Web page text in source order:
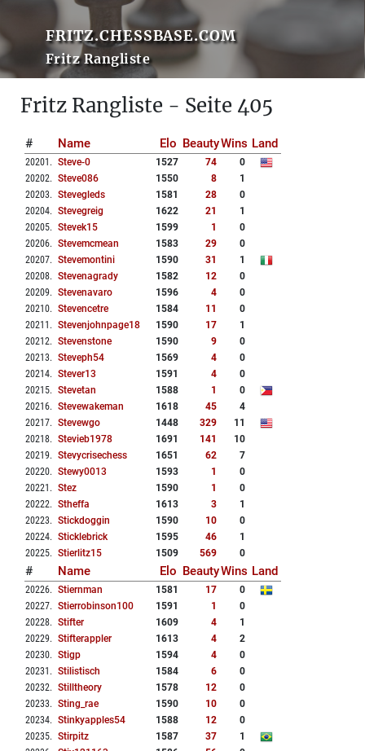
FRITZ.CHESSBASE.COM
Fritz Rangliste
Fritz Rangliste - Seite 405
# Name Elo BeautyWins Land
20201 . Steve-0 1527 74
0
20202. Steve086 1550 8
1
20203. Stevegleds 1581 28
0
20204. Stevegreig 1622 21
1
20205. Stevek15 1599 1
0
20206. Stevemcmean 1583 29
0
20207. Stevemontini 1590 31
1
20208. Stevenagrady 1582 12
0
20209. Stevenavaro 1596 4
0
20210. Stevencetre 1584 11
0
20211 . Stevenjohnpage18 1590 17
1
20212. Stevenstone 1590 9
0
20213. Steveph54 1569 4
0
20214. Stever13 1591 4
0
20215. Stevetan 1588 1
0
20216. Stevewakeman 1618 45
4
20217. Stevewgo 1448 329
11
20218. Stevieb1978 1691 141
10
20219. Stevycrisechess 1651 62
7
20220. Stewy0013 1593 1
0
20221 . Stez 1590 1
0
20222. Stheffa 1613 3
1
20223. Stickdoggin 1590 10
0
20224. Sticklebrick 1595 46
1
20225. Stierlitz15 1509 569 0
# Name Elo BeautyWins Land
20226. Stiernman 1581 17
0
20227. Stierrobinson100 1591 1
0
20228. Stifter 1609 4
1
20229. Stifterappler 1613 4
2
20230. Stigp 1594 4
0
20231 . Stilistisch 1584 6
0
20232. Stilltheory 1578 12
0
20233. Sting_rae 1590 10
0
20234. Stinkyapples54 1588 12
0
20235. Stirpitz 1587 37
1